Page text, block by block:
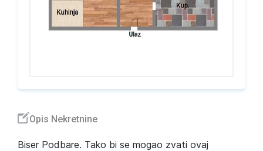
Opis Nekretnine
Biser Podbare. Tako bi se mogao zvati ovaj